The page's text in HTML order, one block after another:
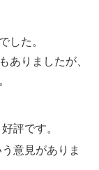
した。
ありましたが、
評です。
意見がありま